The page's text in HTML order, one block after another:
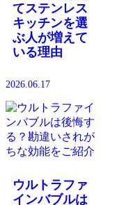
てステンレス
キッチンを選
ぶ人が増えて
いる理由
2026.06.17
ウルトラファ
インバブルは